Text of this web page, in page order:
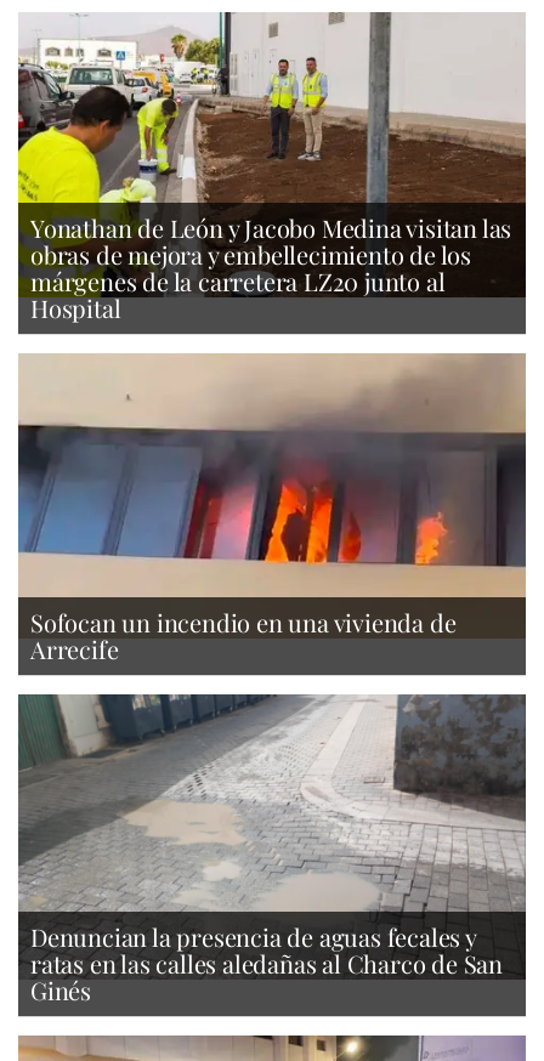
Yonathan de León y Jacobo Medina visitan las
obras de mejora y embellecimiento de los
márgenes de la carretera LZ20 junto al
Hospital
Sofocan un incendio en una vivienda de
Arrecife
Denuncian la presencia de aguas fecales y
ratas en las calles aledañas al Charco de San
Ginés